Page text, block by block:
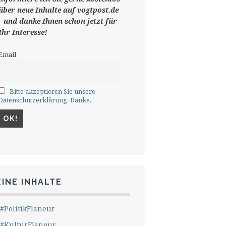
ber neue Inhalte auf vogtpost.de
und danke Ihnen schon jetzt für
Interesse!
Bitte akzeptieren Sie unsere
Danke.
INHALTE
#PolitikFlaneur